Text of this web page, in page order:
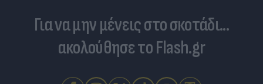
Για να μην μένεις στο σκοτάδι...
ακολούθησε το Flash.gr